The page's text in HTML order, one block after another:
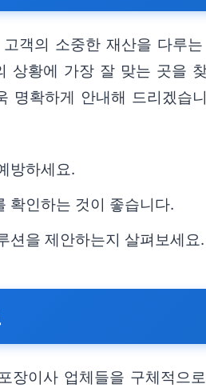
객의 소중한 재산을 다루
상황에 가장 잘 맞는 곳을
확하게 안내해 드리겠습
방하세요.
확인하는 것이 좋습니다.
션을 제안하는지 살펴보세요.
이사 업체들을 구체적으